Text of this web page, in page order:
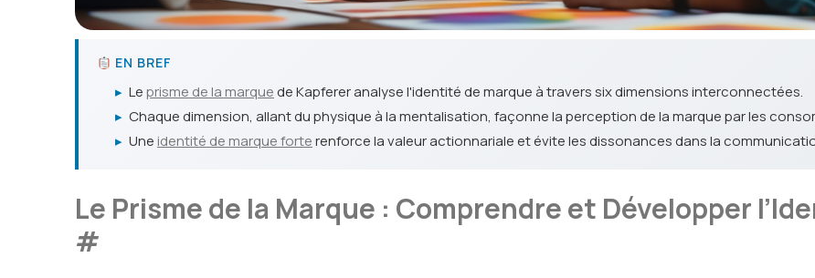
EN BREF
▸ Leprisme de la marquede Kapferer analyse l'identité de marque à travers six dimensions interconnectées.
▸ Chaque dimension, allant du physique à la mentalisation, façonne la perception de la marque par les
▸ Uneidentité de marque forterenforce la valeur actionnariale et évite les dissonances dans la
Le Prisme de la Marque : Comprendre et Développer
#